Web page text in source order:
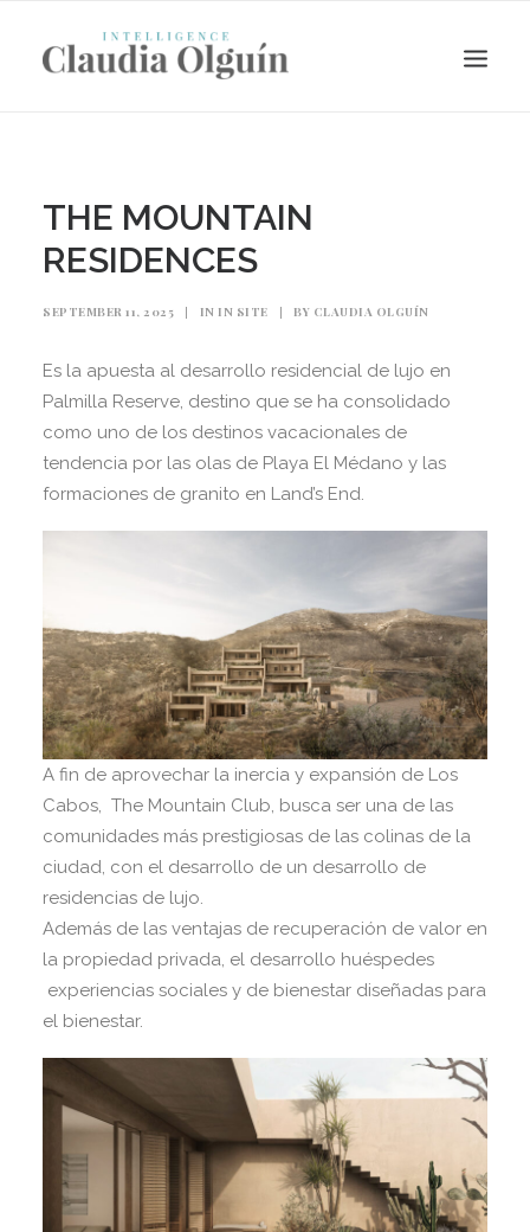
Search
THE MOUNTAIN
RESIDENCES
SEPTEMBER 11, 2025 | IN IN SITE | BY CLAUDIA OLGUÍN
Es la apuesta al desarrollo residencial de lujo en
Palmilla Reserve, destino que se ha consolidado
como uno de los destinos vacacionales de
tendencia por las olas de Playa El Médano y las
formaciones de granito en Land’s End.
A fin de aprovechar la inercia y expansión de Los
Cabos, The Mountain Club, busca ser una de las
comunidades más prestigiosas de las colinas de la
ciudad, con el desarrollo de un desarrollo de
residencias de lujo.
Además de las ventajas de recuperación de valor en
la propiedad privada, el desarrollo huéspedes
experiencias sociales y de bienestar diseñadas para
el bienestar.